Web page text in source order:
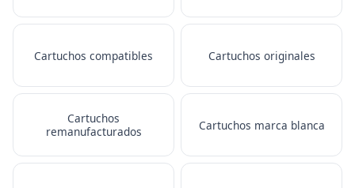
Cartuchos compatibles Cartuchos originales
Cartuchos
remanufacturados
Cartuchos marca blanca